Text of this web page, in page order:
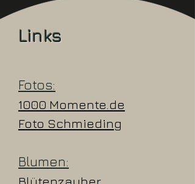
Links
Fotos:
1000 Momente.de
Foto Schmieding
Blumen: